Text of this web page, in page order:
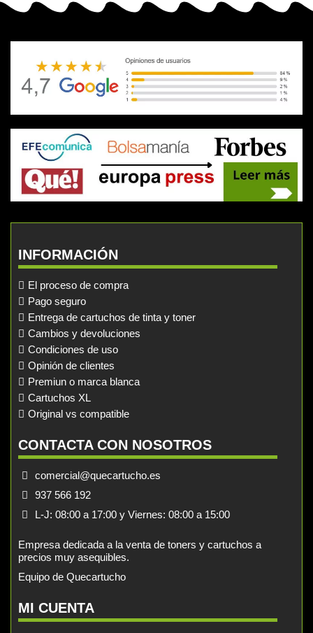
INFORMACIÓN
El proceso de compra
Pago seguro
Entrega de cartuchos de tinta y toner
Cambios y devoluciones
Condiciones de uso
Opinión de clientes
Premiun o marca blanca
Cartuchos XL
Original vs compatible
CONTACTA CON NOSOTROS
comercial@quecartucho.es
937 566 192
L-J: 08:00 a 17:00 y Viernes: 08:00 a 15:00
Empresa dedicada a la venta de toners y cartuchos a
precios muy asequibles.
Equipo de Quecartucho
MI CUENTA